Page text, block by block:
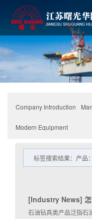
Company Introduction
Modern Equipment
标签搜索结果：产品
[Industry News]
石油钻具类产品泛指石